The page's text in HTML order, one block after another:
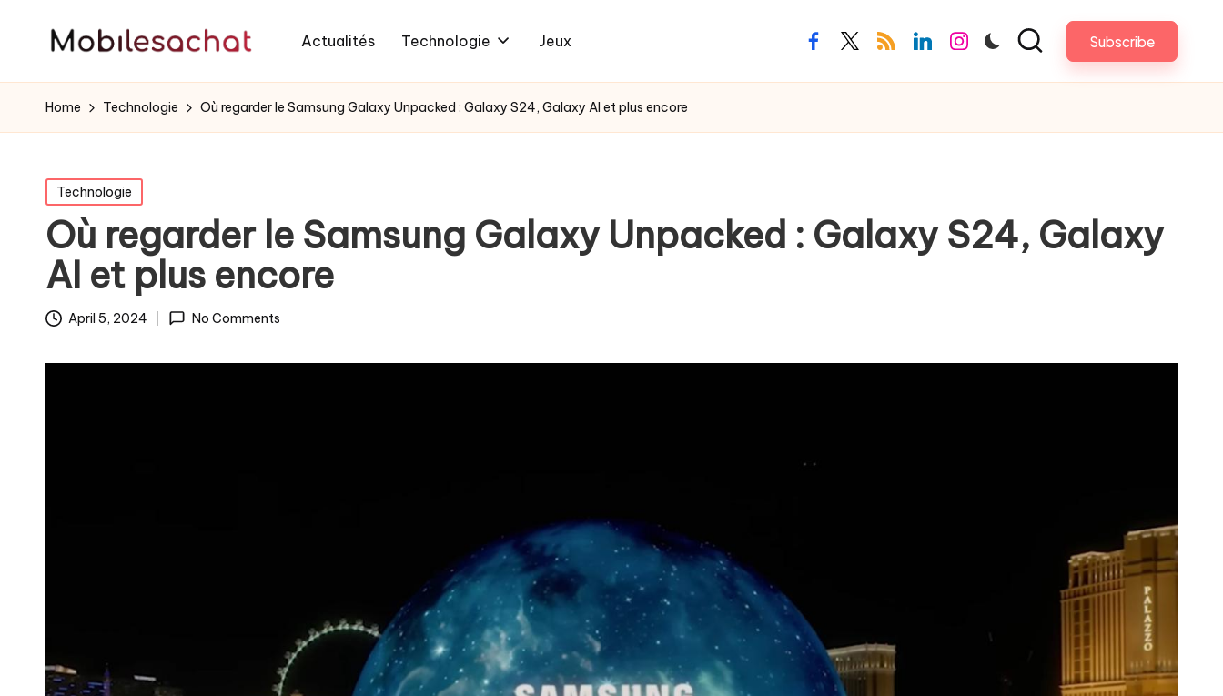
Actualités Technologie Jeux facebook.com
twitter.com
rss.comlinkedin.com
instagram.com Subscribe
Home Technologie Où regarder le Samsung Galaxy Unpacked : Galaxy S24, Galaxy AI et plus encore
Posted
in
Technologie
Où regarder le Samsung Galaxy Unpacked : Galaxy S24, Galaxy
AI et plus encore
April 5, 2024 No Comments